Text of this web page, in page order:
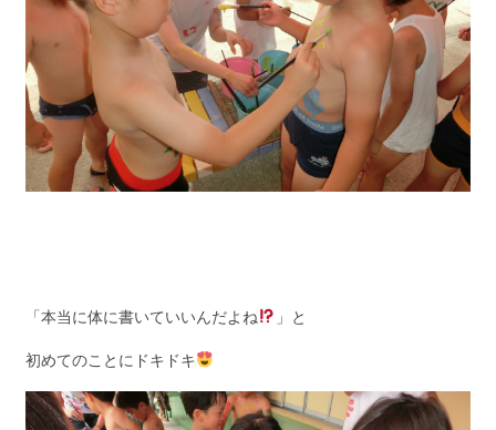
「本当に体に書いていいんだよね 」と
初めてのことにドキドキ